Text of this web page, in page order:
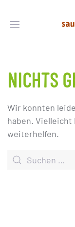
NICHTS
Wir konnten
haben. Vielleicht
weiterhelfen.